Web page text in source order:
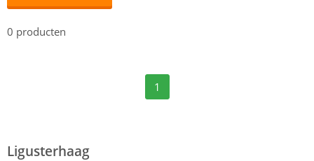
0 producten
1
Ligusterhaag